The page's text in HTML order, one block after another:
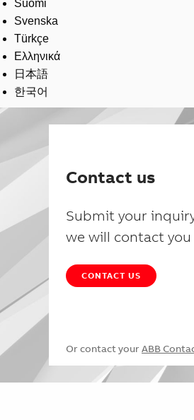
Suomi
Svenska
Türkçe
Ελληνικά
日本語
한국어
Contact us
Submit your
we will contact you
CONTACT US
Or contact your ABB